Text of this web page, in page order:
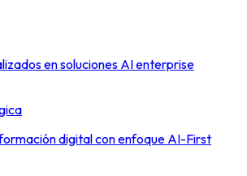
en soluciones AI enterprise
digital con enfoque AI-First